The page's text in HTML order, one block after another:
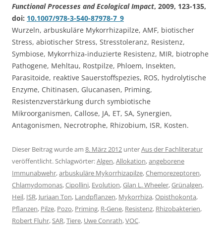
Functional Processes and Ecological Impact, 2009, 123-135,
doi: 10.1007/978-3-540-87978-7_9
Wurzeln, arbuskuläre Mykorrhizapilze, AMF, biotischer
Stress, abiotischer Stress, Stresstoleranz, Resistenz,
Symbiose, Mykorrhiza-induzierte Resistenz, MIR, biotrophe
Pathogene, Mehltau, Rostpilze, Phloem, Insekten,
Parasitoide, reaktive Sauerstoffspezies, ROS, hydrolytische
Enzyme, Chitinasen, Glucanasen, Priming,
Resistenzverstärkung durch symbiotische
Mikroorganismen, Callose, JA, ET, SA, Synergien,
Antagonismen, Necrotrophe, Rhizobium, ISR, Kosten.
Dieser Beitrag wurde am 8. März 2012 unterAus der Fachliteratur
veröffentlicht. Schlagwörter:Algen,Allokation,angeborene
Immunabwehr,arbuskuläre Mykorrhizapilze,Chemorezeptoren,
Chlamydomonas,Cipollini, Evolution,Glan L. Wheeler,Grünalgen,
Heil, ISR, Juriaan Ton, Landpflanzen, Mykorrhiza,Opisthokonta,
Pflanzen, Pilze, Pozo, Priming, R-Gene, Resistenz, Rhizobakterien,
Robert Fluhr,SAR,Tiere, Uwe Conrath,VOC.